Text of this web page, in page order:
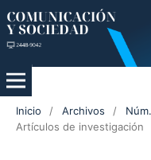
Inicio / Archivos /
Artículos de investigación